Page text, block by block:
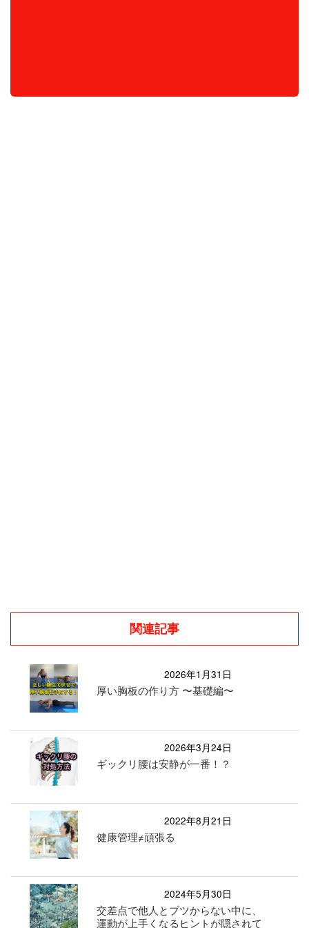
関連記事
2026年1月31日
厚い胸板の作り方 〜基礎編〜
2026年3月24日
ギックリ腰は安静が一番！？
2022年8月21日
健康管理≠頑張る
2024年5月30日
交差点で他人とブツからない中に、
運動が上手くなるヒントが隠されて